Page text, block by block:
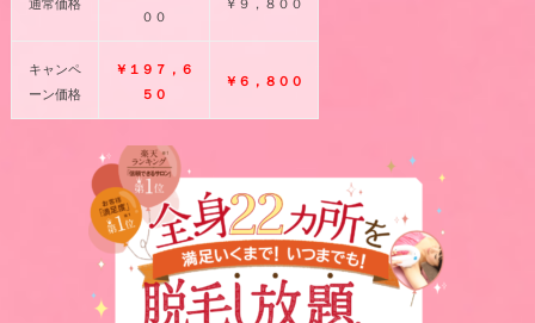
００
キャンペ
ーン価格
￥１９７，６
５０
￥６，８００